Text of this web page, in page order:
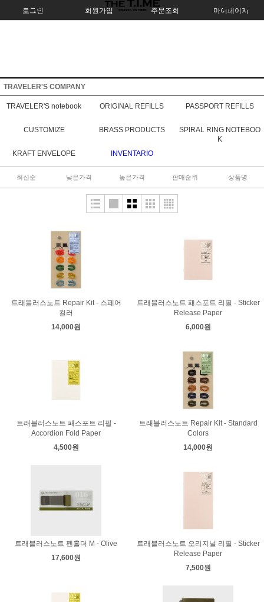
로그인 회원가입 주문조회 마이페이지
TRAVELER'S COMPANY
TRAVELER'S notebook ORIGINAL REFILLS PASSPORT REFILLS
CUSTOMIZE BRASS PRODUCTS
SPIRAL RING NOTEBOO
K
KRAFT ENVELOPE
INVENTARIO
최신순 낮은가격 높은가격 판매순위 상품명
트래블러스노트 Repair Kit - 스페어
컬러
14,000원
트래블러스노트 패스포트 리필 - Sticker
Release Paper
6,000원
트래블러스노트 패스포트 리필 -
Accordion Fold Paper
4,500원
트래블러스노트 Repair Kit - Standard
Colors
14,000원
트래블러스노트 펜홀더 M - Olive
17,600원
트래블러스노트 오리지널 리필 - Sticker
Release Paper
7,500원